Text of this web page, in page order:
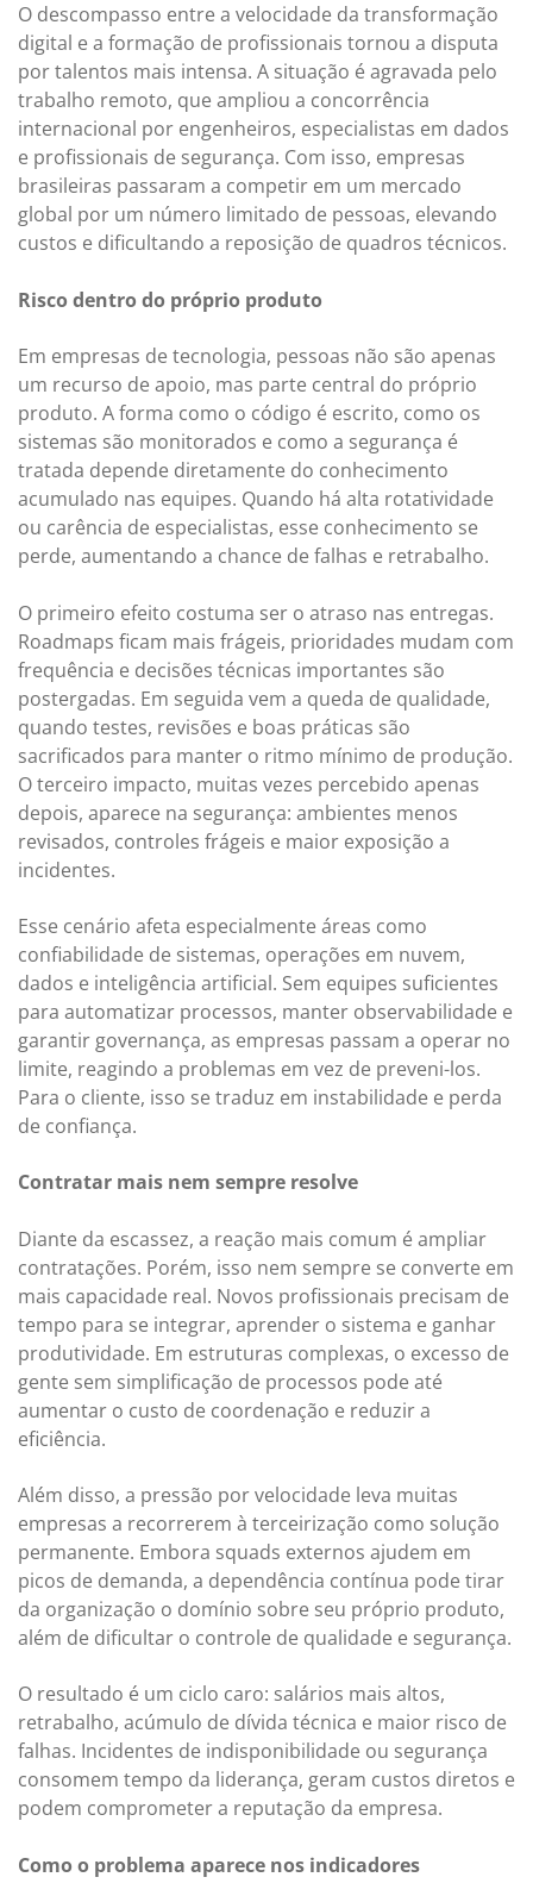
O descompasso entre a velocidade da transformação
digital e a formação de profissionais tornou a disputa
por talentos mais intensa. A situação é agravada pelo
trabalho remoto, que ampliou a concorrência
internacional por engenheiros, especialistas em dados
e profissionais de segurança. Com isso, empresas
brasileiras passaram a competir em um mercado
global por um número limitado de pessoas, elevando
custos e dificultando a reposição de quadros técnicos.
Risco dentro do próprio produto
Em empresas de tecnologia, pessoas não são apenas
um recurso de apoio, mas parte central do próprio
produto. A forma como o código é escrito, como os
sistemas são monitorados e como a segurança é
tratada depende diretamente do conhecimento
acumulado nas equipes. Quando há alta rotatividade
ou carência de especialistas, esse conhecimento se
perde, aumentando a chance de falhas e retrabalho.
O primeiro efeito costuma ser o atraso nas entregas.
Roadmaps ficam mais frágeis, prioridades mudam com
frequência e decisões técnicas importantes são
postergadas. Em seguida vem a queda de qualidade,
quando testes, revisões e boas práticas são
sacrificados para manter o ritmo mínimo de produção.
O terceiro impacto, muitas vezes percebido apenas
depois, aparece na segurança: ambientes menos
revisados, controles frágeis e maior exposição a
incidentes.
Esse cenário afeta especialmente áreas como
confiabilidade de sistemas, operações em nuvem,
dados e inteligência artificial. Sem equipes suficientes
para automatizar processos, manter observabilidade e
garantir governança, as empresas passam a operar no
limite, reagindo a problemas em vez de preveni-los.
Para o cliente, isso se traduz em instabilidade e perda
de confiança.
Contratar mais nem sempre resolve
Diante da escassez, a reação mais comum é ampliar
contratações. Porém, isso nem sempre se converte em
mais capacidade real. Novos profissionais precisam de
tempo para se integrar, aprender o sistema e ganhar
produtividade. Em estruturas complexas, o excesso de
gente sem simplificação de processos pode até
aumentar o custo de coordenação e reduzir a
eficiência.
Além disso, a pressão por velocidade leva muitas
empresas a recorrerem à terceirização como solução
permanente. Embora squads externos ajudem em
picos de demanda, a dependência contínua pode tirar
da organização o domínio sobre seu próprio produto,
além de dificultar o controle de qualidade e segurança.
O resultado é um ciclo caro: salários mais altos,
retrabalho, acúmulo de dívida técnica e maior risco de
falhas. Incidentes de indisponibilidade ou segurança
consomem tempo da liderança, geram custos diretos e
podem comprometer a reputação da empresa.
Como o problema aparece nos indicadores